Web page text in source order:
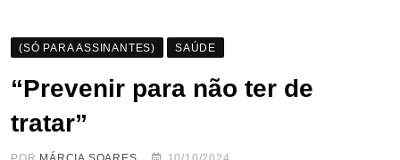
(SÓ PARA ASSINANTES) SAÚDE
“Prevenir para não ter de
tratar”